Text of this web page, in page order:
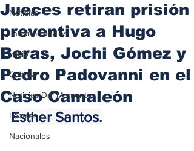
Noticias
iInternacionales
Inicio
Cultura
Noticias Del Momento
Locales
Nacionales
Jueces retiran prisión
preventiva a Hugo
Beras, Jochi Gómez y
Pedro Padovanni en el
Caso Camaleón
Esther Santos.